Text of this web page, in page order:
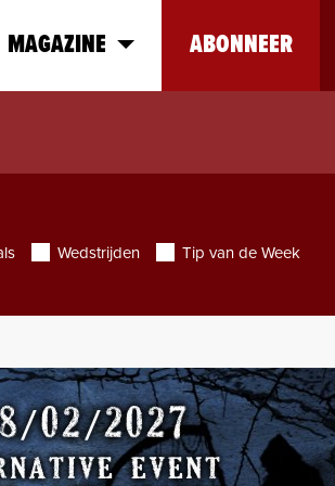
MAGAZINE ABONNEER
Wedstrijden Tip van de Week